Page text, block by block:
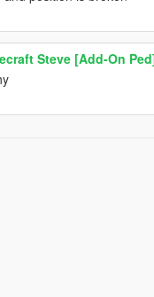
Steve [Add-On